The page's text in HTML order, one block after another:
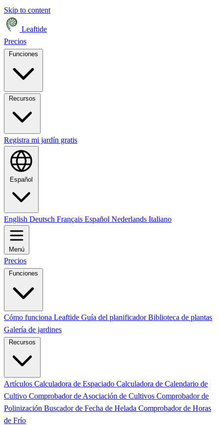
Skip to content
Leaftide
Precios
Registra mi jardín gratis
Español
English Deutsch Français Español Nederlands Italiano
Menú
Precios
Funciones
Cómo funciona Leaftide Guía del planificadorBiblioteca de plantas
Galería de jardines
Recursos
Artículos Calculadora de Espaciado Calculadora de Calendario de
Cultivo Comprobador de Asociación de Cultivos Comprobador de
Polinización Buscador de Fecha de Helada Comprobador de Horas
de Frío